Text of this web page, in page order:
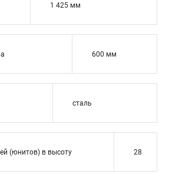
1 425 мм
600 мм
сталь
(юнитов) в высоту 28